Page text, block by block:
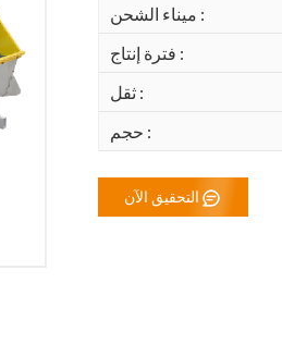
ميناء الشحن :
فترة إنتاج :
ثقل :
حجم :
التحقيق الآن